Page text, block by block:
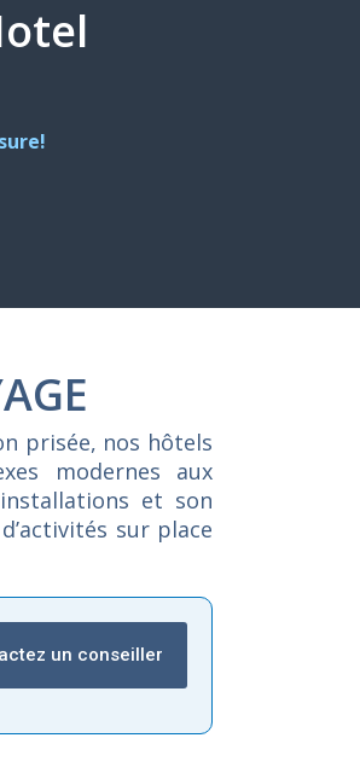
prisée, nos hôtels
modernes aux
installations et son
d’activités sur place
un conseiller